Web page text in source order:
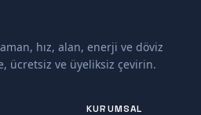
hız, alan, enerji ve döviz
ücretsiz ve üyeliksiz çevirin.
KURUMSAL